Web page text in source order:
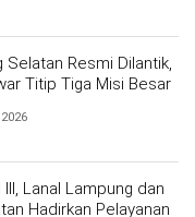
Selatan Resmi Dilantik,
Titip Tiga Misi Besar
Lanal Lampung dan
Hadirkan Pelayanan